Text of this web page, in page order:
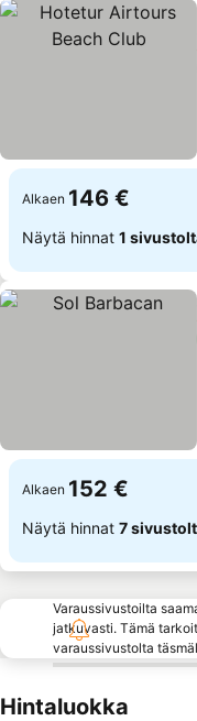
Alkaen 146 €
Näytä hinnat 1
Alkaen 152 €
Näytä hinnat 7
Varaussivustoilta
jatkuvasti. Tämä
varaussivustolta
Hintaluokka